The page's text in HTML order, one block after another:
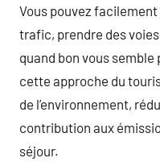
Vous pouvez
trafic, prendre des
quand bon vous
cette approche du
de l’environnement,
contribution aux
séjour.